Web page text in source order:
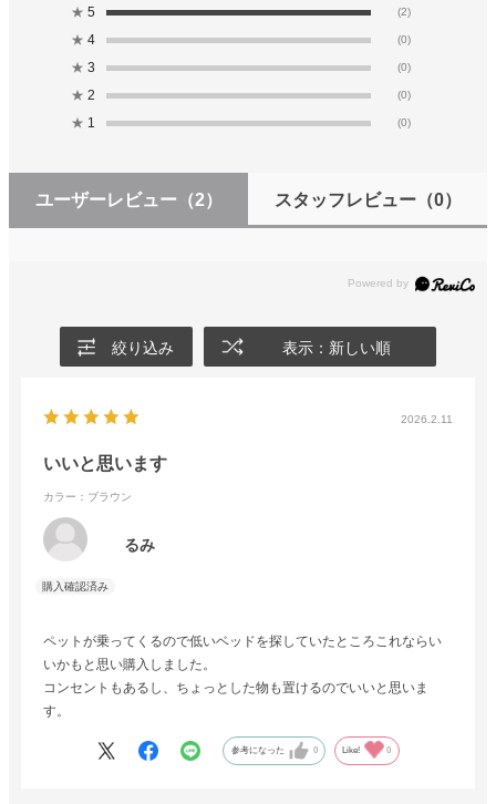
★ 5 (2)
★ 4 (0)
★ 3 (0)
★ 2 (0)
★ 1 (0)
ユーザーレビュー （2） スタッフレビュー（0）
絞り込み 表示：新しい順
2026.2.11
いいと思います
カラー：ブラウン
るみ
ペットが乗ってくるので低いベッドを探していたところこれならい
いかもと思い購入しました。
コンセントもあるし、ちょっとした物も置けるのでいいと思いま
す。
参考になった 0 Like! 0